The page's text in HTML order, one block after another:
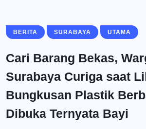
BERITA SURABAYA UTAMA
Cari Barang Bekas,
Surabaya Curiga saat
Bungkusan Plastik
Dibuka Ternyata Bayi